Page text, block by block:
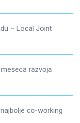
– Local Joint
razvoja
co-working